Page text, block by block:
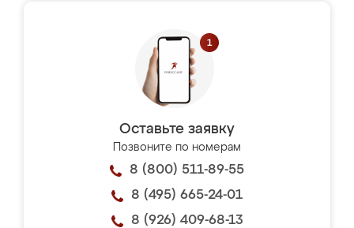
Оставьте заявку
Позвоните по номерам
8 (800) 511-89-55
8 (495) 665-24-01
8 (926) 409-68-13